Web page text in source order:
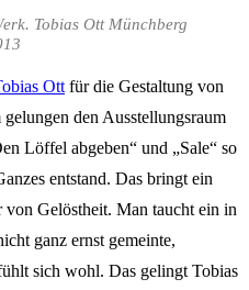
Tobias Ott Münchberg
Ott für die Gestaltung von
den Ausstellungsraum
Löffel abgeben“ und „Sale“ so
entstand. Das bringt ein
Gelöstheit. Man taucht ein in
ganz ernst gemeinte,
sich wohl. Das gelingt Tobias